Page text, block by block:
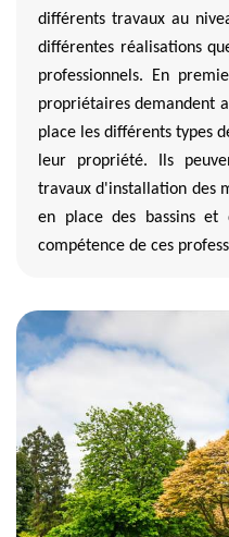
différents travaux au
différentes réalisations
professionnels. En
propriétaires demandent
place les différents types
leur propriété. Ils
travaux d'installation des
en place des bassins et
compétence de ces